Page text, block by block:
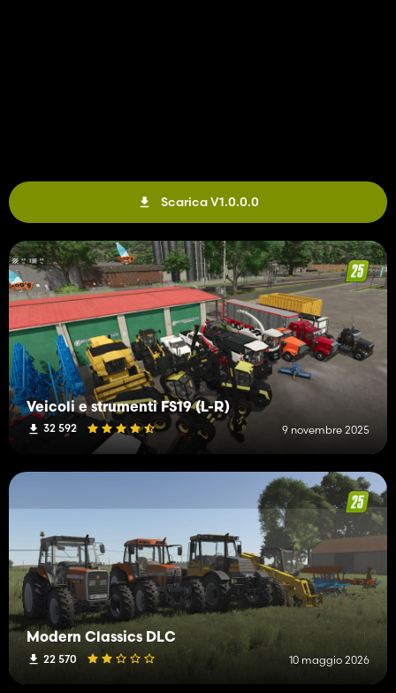
Scarica V1.0.0.0
Veicoli e strumenti FS19 (L-R)
32 592 9 novembre 2025
Modern Classics DLC
22 570 10 maggio 2026